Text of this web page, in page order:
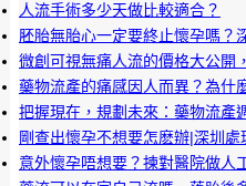
人流手術多少天做比較適合？
胚胎無胎心一定要終止懷孕嗎？
微創可視無痛人流的價格大公開
藥物流產的痛感因人而異？為什
把握現在，規劃未來：藥物流產
剛查出懷孕不想要怎麽辦|深圳
意外懷孕唔想要？揀對醫院做人